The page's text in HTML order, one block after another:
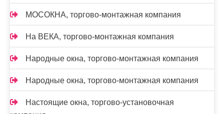
МОСОКНА, торгово-монтажная компания
На ВЕКА, торгово-монтажная компания
Народные окна, торгово-монтажная компания
Народные окна, торгово-монтажная компания
Настоящие окна, торгово-установочная